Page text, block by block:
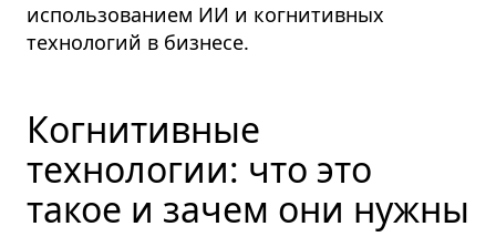
использованием ИИ и когнитивных
технологий в бизнесе.
Когнитивные
технологии: что это
такое и зачем они нужны